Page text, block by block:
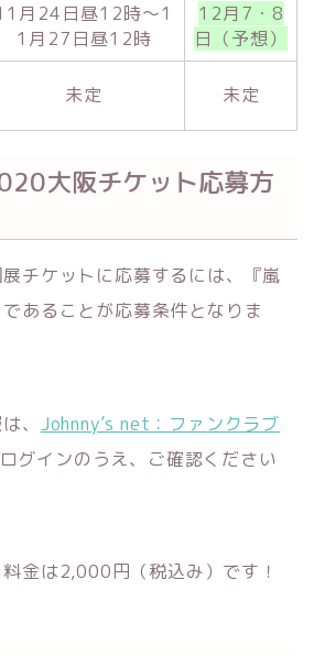
月24日昼12時～1
1月27日昼12時
12月7・8
日（予想）
未定 未定
大阪チケット応募方
チケットに応募するには、『嵐
あることが応募条件となりま
、 Johnny’s net：ファンクラブ
グインのうえ、ご確認ください
金は2,000円（税込み）です！